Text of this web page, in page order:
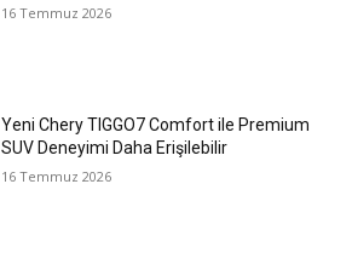
16 Temmuz 2026
Yeni Chery TIGGO7 Comfort ile Premium
SUV Deneyimi Daha Erişilebilir
16 Temmuz 2026